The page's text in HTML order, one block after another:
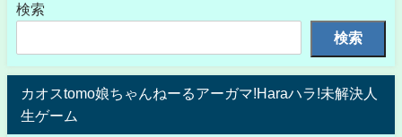
検索
検索
カオスtomo娘ちゃんねーるアーガマ!Haraハラ!未解決人
生ゲーム